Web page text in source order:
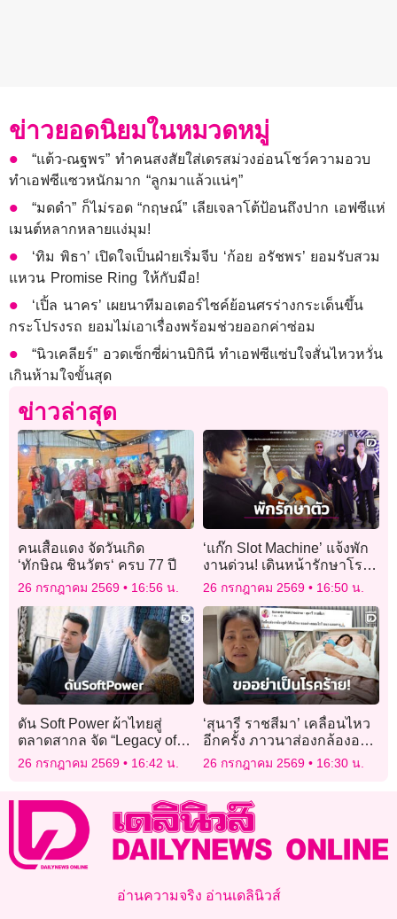
ข่าวยอดนิยมในหมวดหมู่
“แต้ว-ณฐพร” ทำคนสงสัยใส่เดรสม่วงอ่อนโชว์ความอวบ
ทำเอฟซีแซวหนักมาก “ลูกมาแล้วแน่ๆ”
“มดดำ” ก็ไม่รอด “กฤษณ์” เลียเจลาโต้ป้อนถึงปาก เอฟซีแห่
เมนต์หลากหลายแง่มุม!
‘ทิม พิธา’ เปิดใจเป็นฝ่ายเริ่มจีบ ‘ก้อย อรัชพร’ ยอมรับสวม
แหวน Promise Ring ให้กับมือ!
‘เปิ้ล นาคร’ เผยนาทีมอเตอร์ไซค์ย้อนศรร่างกระเด็นขึ้น
กระโปรงรถ ยอมไม่เอาเรื่องพร้อมช่วยออกค่าซ่อม
“นิวเคลียร์” อวดเซ็กซี่ผ่านบิกินี ทำเอฟซีแซ่บใจสั่นไหวหวั่น
เกินห้ามใจขั้นสุด
ข่าวล่าสุด
คนเสื้อแดง จัดวันเกิด
‘ทักษิณ ชินวัตร‘ ครบ 77 ปี
26 กรกฎาคม 2569 16:56 น.
‘แก๊ก Slot Machine’ แจ้งพัก
งานด่วน! เดินหน้ารักษาโรค
ซึมเศร้า ลุยโชว์สุดท้าย 26
26 กรกฎาคม 2569 16:50 น.
ดัน Soft Power ผ้าไทยสู่
ตลาดสากล จัด “Legacy of
Thai Textiles & Fashion”
26 กรกฎาคม 2569 16:42 น.
‘สุนารี ราชสีมา’ เคลื่อนไหว
อีกครั้ง ภาวนาส่องกล้องอย่า
เจอโรคร้าย!
26 กรกฎาคม 2569 16:30 น.
อ่านความจริง อ่านเดลินิวส์